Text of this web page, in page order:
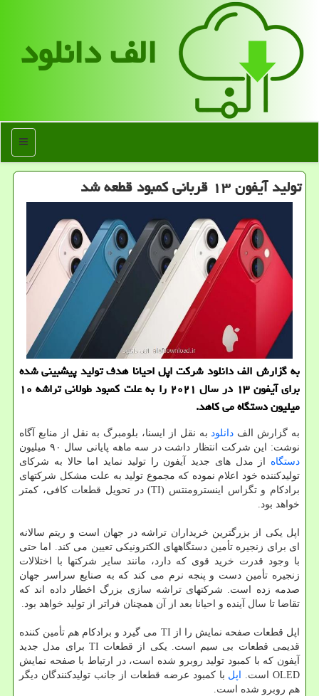
الف دانلود
منو
تولید آیفون ۱۳ قربانی کمبود قطعه شد
به گزارش الف دانلود شرکت اپل احیانا هدف تولید پیشبینی شده
برای آیفون ۱۳ در سال ۲۰۲۱ را به علت کمبود طولانی تراشه ۱۰
میلیون دستگاه می کاهد.
به گزارش الف دانلودبه نقل از ایسنا، بلومبرگ به نقل از منابع آگاه
نوشت: این شرکت انتظار داشت در سه ماهه پایانی سال ۹۰ میلیون
دستگاه از مدل های جدید آیفون را تولید نماید اما حالا به شرکای
تولیدکننده خود اعلام نموده که مجموع تولید به علت مشکل شرکتهای
برادکام و تگزاس اینسترومنتس (TI) در تحویل قطعات کافی، کمتر
خواهد بود.
اپل یکی از بزرگترین خریداران تراشه در جهان است و ریتم سالانه
ای برای زنجیره تأمین دستگاههای الکترونیکی تعیین می کند. اما حتی
با وجود قدرت خرید قوی که دارد، مانند سایر شرکتها با اختلالات
زنجیره تأمین دست و پنجه نرم می کند که به صنایع سراسر جهان
صدمه زده است. شرکتهای تراشه سازی بزرگ اخطار داده اند که
تقاضا تا سال آینده و احیانا بعد از آن همچنان فراتر از تولید خواهد بود.
اپل قطعات صفحه نمایش را از TI می گیرد و برادکام هم تأمین کننده
قدیمی قطعات بی سیم است. یکی از قطعات TI برای مدل جدید
آیفون که با کمبود تولید روبرو شده است، در ارتباط با صفحه نمایش
OLED است.
اپل با کمبود عرضه قطعات از جانب تولیدکنندگان دیگر
هم روبرو شده است.